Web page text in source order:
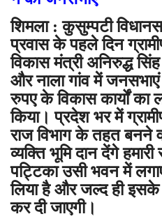
शिमला : कुसुम्पटी
प्रवास के पहले दिन
विकास मंत्री अनिरुद्ध
और नाला गांव में
रुपए के विकास कार्यों का
किया। प्रदेश भर में
राज विभाग के तहत बनने
व्यक्ति भूमि दान देंगे
पट्टिका उसी भवन में
लिया है और जल्द ही इसके
कर दी जाएगी।